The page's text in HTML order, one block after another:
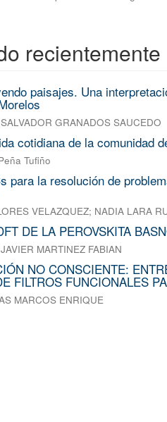
recientemente
paisajes. Una
GRANADOS SAUCEDO
cotidiana de la comunidad
Tufiño
para la resolución de
VELAZQUEZ; NADIA LARA
DE LA PEROVSKITA
MARTINEZ FABIAN
NO CONSCIENTE:
FILTROS FUNCIONALES
MARCOS ENRIQUE